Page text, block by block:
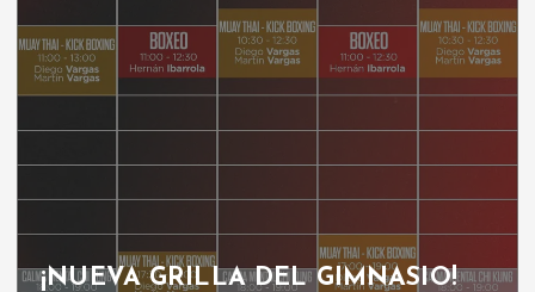
¡NUEVA GRILLA DEL GIMNASIO!